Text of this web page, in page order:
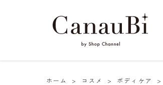
ホーム > コスメ > ボディケア >